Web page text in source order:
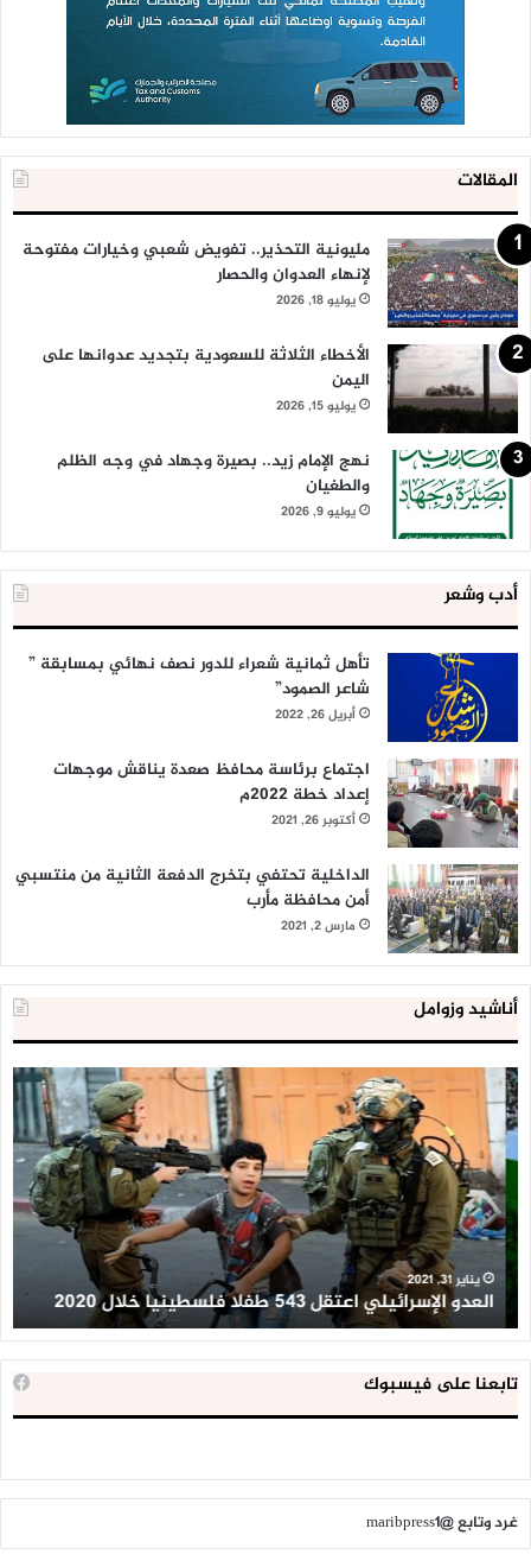
المقالات
مليونية التحذير.. تفويض شعبي وخيارات مفتوحة
لإنهاء العدوان والحصار
يوليو 18, 2026
الأخطاء الثلاثة للسعودية بتجديد عدوانها على
اليمن
يوليو 15, 2026
نهج الإمام زيد.. بصيرة وجهاد في وجه الظلم
والطغيان
يوليو 9, 2026
أدب وشعر
تأهل ثمانية شعراء للدور نصف نهائي بمسابقة ”
شاعر الصمود”
أبريل 26, 2022
اجتماع برئاسة محافظ صعدة يناقش موجهات
إعداد خطة 2022م
أكتوبر 26, 2021
الداخلية تحتفي بتخرج الدفعة الثانية من منتسبي
أمن محافظة مأرب
مارس 2, 2021
أناشيد وزوامل
العدو
الإسرائيلي
اعتقل
543
طفلا
فلسطينيا
خلال
2020
يناير 31, 2021
العدو الإسرائيلي اعتقل 543 طفلا فلسطينيا خلال 2020
تابعنا على فيسبوك
غرد وتابع @maribpress1